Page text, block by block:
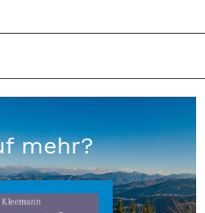
mehr?